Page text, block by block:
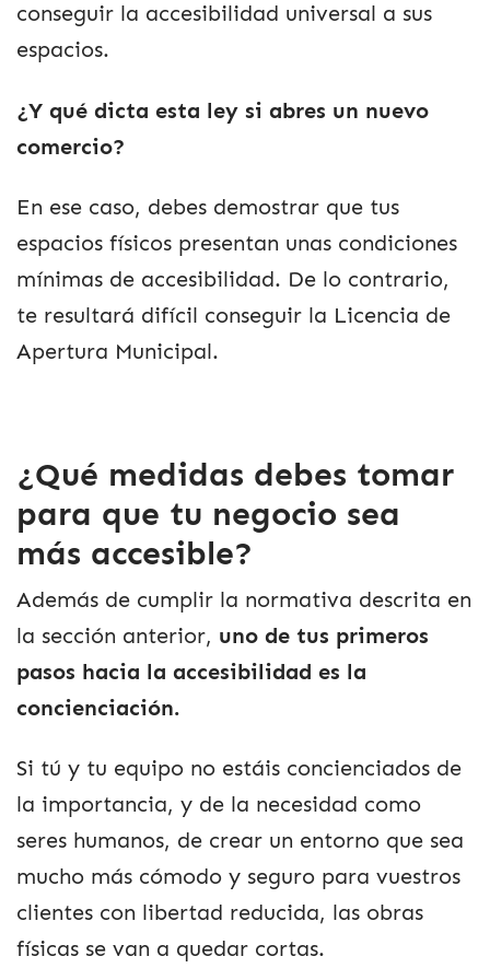
conseguir la accesibilidad universal a sus
espacios.
¿Y qué dicta esta ley si abres un nuevo
comercio?
En ese caso, debes demostrar que tus
espacios físicos presentan unas condiciones
mínimas de accesibilidad. De lo contrario,
te resultará difícil conseguir la Licencia de
Apertura Municipal.
¿Qué medidas debes tomar
para que tu negocio sea
más accesible?
Además de cumplir la normativa descrita en
la sección anterior, uno de tus primeros
pasos hacia la accesibilidad es la
concienciación.
Si tú y tu equipo no estáis concienciados de
la importancia, y de la necesidad como
seres humanos, de crear un entorno que sea
mucho más cómodo y seguro para vuestros
clientes con libertad reducida, las obras
físicas se van a quedar cortas.